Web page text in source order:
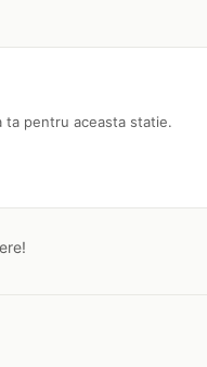
pentru aceasta statie.